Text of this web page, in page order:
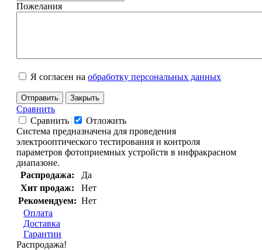
Пожелания
Я согласен на обработку персональных данных
Отправить Закрыть
Сравнить
Сравнить
Отложить
Система предназначена для проведения
электрооптического тестирования и контроля
параметров фотоприемных устройств в инфракрасном
диапазоне.
Распродажа:
Да
Хит продаж:
Нет
Рекомендуем: Нет
Оплата
Доставка
Гарантии
Распродажа!